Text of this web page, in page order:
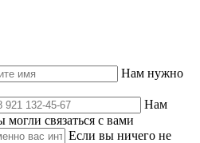
Нам нужно
Нам
связаться с вами
Если вы ничего не